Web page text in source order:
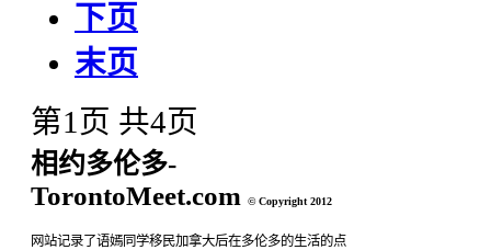
下页
末页
第1页 共4页
相约多伦多-
TorontoMeet.com
© Copyright 2012
网站记录了语嫣同学移民加拿大后在多伦多的生活的点